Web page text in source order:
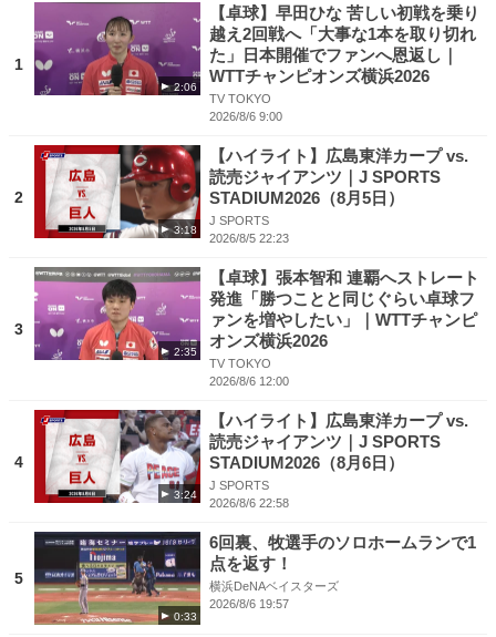
1
2:06
【卓球】早田ひな 苦しい初戦を乗り
越え2回戦へ「大事な1本を取り切れ
た」日本開催でファンへ恩返し｜
WTTチャンピオンズ横浜2026
TV TOKYO
2026/8/6 9:00
2
3:18
【ハイライト】広島東洋カープ vs.
読売ジャイアンツ｜J SPORTS
STADIUM2026（8月5日）
J SPORTS
2026/8/5 22:23
3
2:35
【卓球】張本智和 連覇へストレート
発進「勝つことと同じぐらい卓球フ
ァンを増やしたい」｜WTTチャンピ
オンズ横浜2026
TV TOKYO
2026/8/6 12:00
4
3:24
【ハイライト】広島東洋カープ vs.
読売ジャイアンツ｜J SPORTS
STADIUM2026（8月6日）
J SPORTS
2026/8/6 22:58
5
0:33
6回裏、牧選手のソロホームランで1
点を返す！
横浜DeNAベイスターズ
2026/8/6 19:57